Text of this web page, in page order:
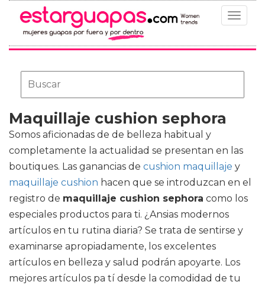
Toggle
Maquillaje cushion sephora
Somos aficionadas de de belleza habitual y
completamente la actualidad se presentan en las
boutiques. Las ganancias de cushion maquillaje y
maquillaje cushion hacen que se introduzcan en el
registro de maquillaje cushion sephora como los
especiales productos para ti. ¿Ansias modernos
artículos en tu rutina diaria? Se trata de sentirse y
examinarse apropiadamente, los excelentes
artículos en belleza y salud podrán apoyarte. Los
mejores artículos pa tí desde la comodidad de tu